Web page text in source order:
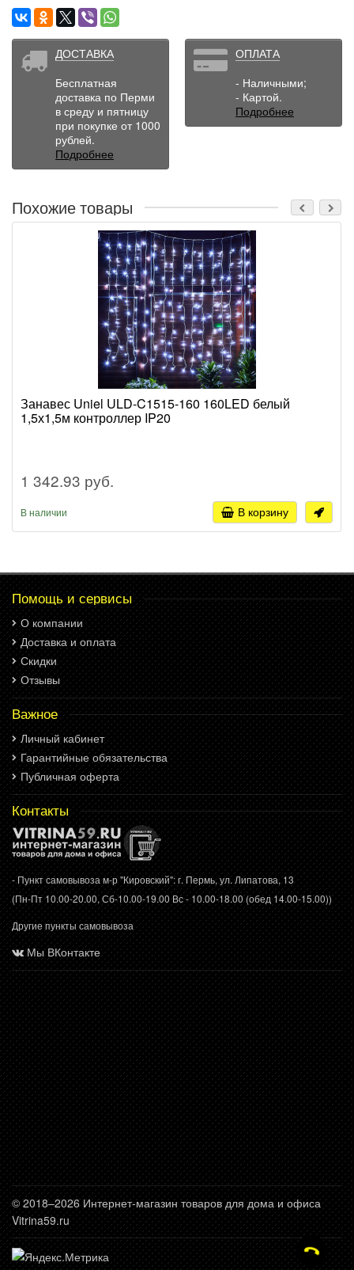
ДОСТАВКА
Бесплатная
доставка по Перми
в среду и пятницу
при покупке от 1000
рублей.
Подробнее
ОПЛАТА
- Наличными;
- Картой.
Подробнее
Похожие товары
Занавес Uniel ULD-C1515-160 160LED белый
1,5х1,5м контроллер IP20
1 342.93 руб.
В наличии В корзину
Помощь и сервисы
О компании
Доставка и оплата
Скидки
Отзывы
Важное
Личный кабинет
Гарантийные обязательства
Публичная оферта
Контакты
- Пункт самовывоза м-р "Кировский": г. Пермь, ул. Липатова, 13
(Пн-Пт 10.00-20.00, Сб-10.00-19.00 Вс - 10.00-18.00 (обед 14.00-15.00))
Другие пункты самовывоза
Мы ВКонтакте
© 2018–2026 Интернет-магазин товаров для дома и офиса
Vitrina59.ru